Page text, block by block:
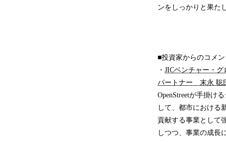
ンをしっかりと果た
■投資家からのコメン
・ JICベンチャー・
パートナー 末永 聡
OpenStreetが手掛け
して、都市における
貢献する事業として
しつつ、事業の成長